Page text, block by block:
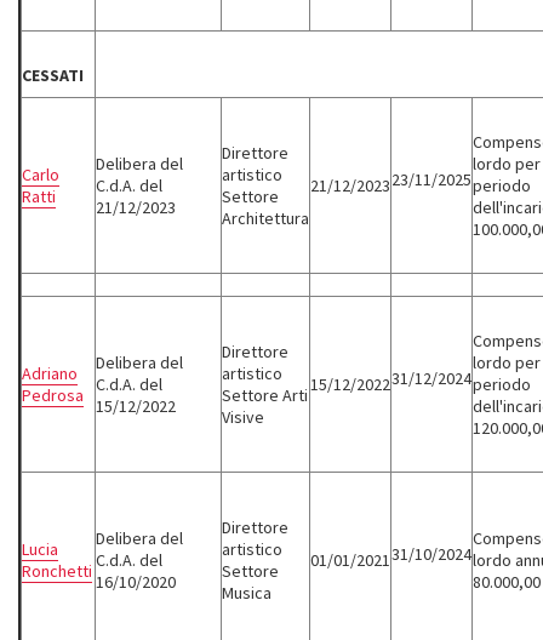
CESSATI
Carlo
Ratti
Delibera del
C.d.A. del
21/12/2023
Direttore
artistico
Settore
Architettura
21/12/202323/11/2025
lordo per
periodo
Adriano
Pedrosa
Delibera del
C.d.A. del
15/12/2022
Direttore
artistico
Settore Arti
Visive
15/12/202231/12/2024
lordo per
periodo
Lucia
Ronchetti
Delibera del
C.d.A. del
16/10/2020
Direttore
artistico
Settore
Musica
01/01/202131/10/2024lordo
80.000,00